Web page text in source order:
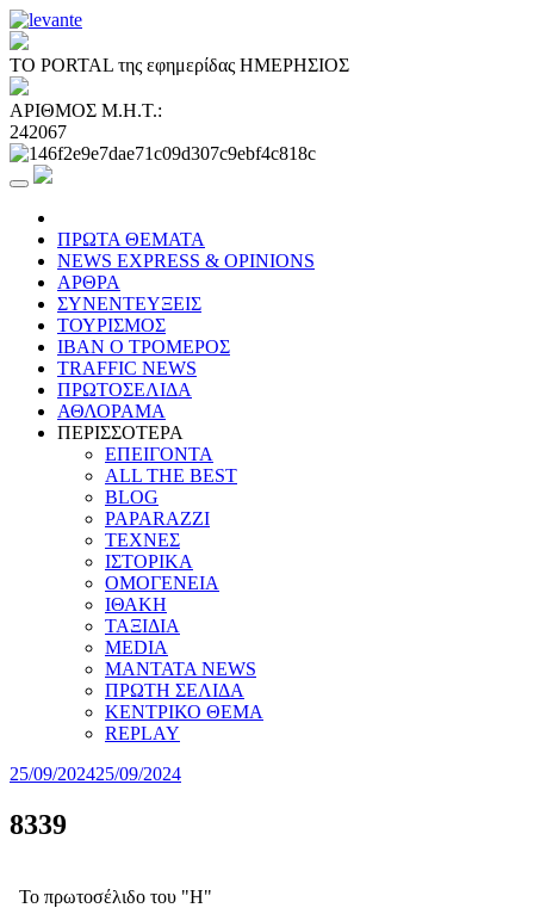
ΤΟ PORTAL της εφημερίδας ΗΜΕΡΗΣΙΟΣ
ΑΡΙΘΜΟΣ Μ.Η.Τ.:
242067
ΠΡΩΤΑ ΘΕΜΑΤΑ
NEWS EXPRESS & OPINIONS
ΑΡΘΡΑ
ΣΥΝΕΝΤΕΥΞΕΙΣ
ΤΟΥΡΙΣΜΟΣ
ΙΒΑΝ Ο ΤΡΟΜΕΡΟΣ
TRAFFIC NEWS
ΠΡΩΤΟΣΕΛΙΔΑ
ΑΘΛΟΡΑΜΑ
ΠΕΡΙΣΣΟΤΕΡΑ
ΕΠΕΙΓΟΝΤΑ
ALL THE BEST
BLOG
PAPARAZZI
ΤΕΧΝΕΣ
ΙΣΤΟΡΙΚΑ
ΟΜΟΓΕΝΕΙΑ
ΙΘΑΚΗ
ΤΑΞΙΔΙΑ
MEDIA
MANTATA NEWS
ΠΡΩΤΗ ΣΕΛΙΔΑ
ΚΕΝΤΡΙΚΟ ΘΕΜΑ
REPLAY
25/09/202425/09/2024
8339
Το πρωτοσέλιδο του "Η"